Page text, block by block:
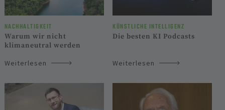
NACHHALTIGKEIT
Warum wir nicht
klimaneutral werden
Weiterlesen
KÜNST­LICHE INTELLI­GENZ
Die besten KI Podcasts
Weiterlesen